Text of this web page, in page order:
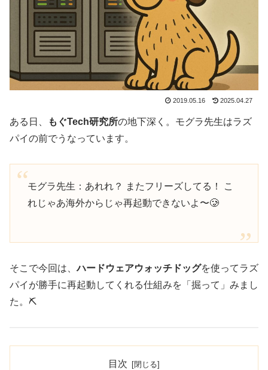
2019.05.16 2025.04.27
ある日、 もぐTech研究所の地下深く。モグラ先生はラズ
パイの前でうなっています。
モグラ先生：あれれ？ またフリーズしてる！ こ
れじゃあ海外からじゃ再起動できないよ〜🥲
そこで今回は、ハードウェアウォッチドッグを使ってラズ
パイが勝手に再起動してくれる仕組みを「掘って」みまし
た。⛏️
目次